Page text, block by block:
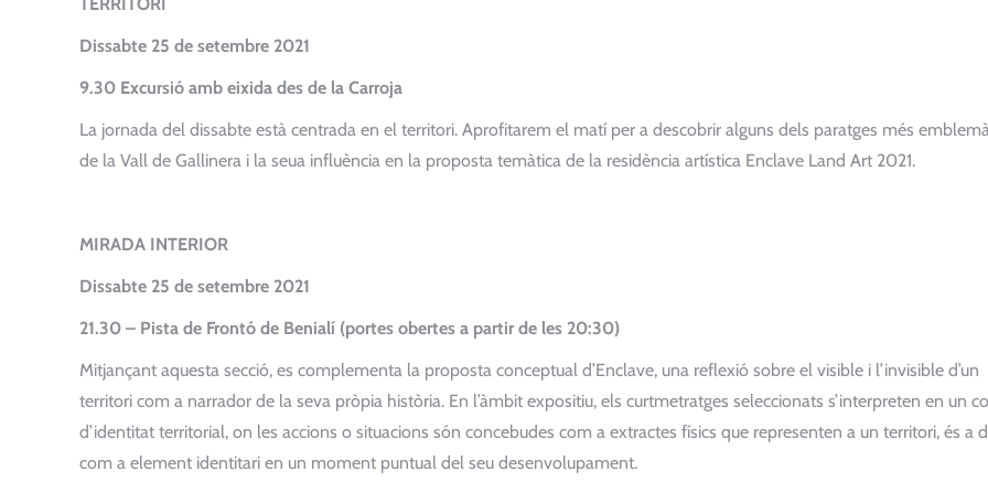
Dissabte 25 de setembre 2021
9.30 Excursió amb eixida des de la Carroja
La jornada del dissabte està centrada en el territori. Aprofitarem el matí per a descobrir alguns dels paratges més
de la Vall de Gallinera i la seua influència en la proposta temàtica de la residència artística Enclave Land Art 2021.
MIRADA INTERIOR
Dissabte 25 de setembre 2021
21.30 – Pista de Frontó de Benialí (portes obertes a partir de les 20:30)
Mitjançant aquesta secció, es complementa la proposta conceptual d’Enclave, una reflexió sobre el visible i l’invisible d’un
territori com a narrador de la seva pròpia història. En l’àmbit expositiu, els curtmetratges seleccionats s’interpreten en un
d’identitat territorial, on les accions o situacions són concebudes com a extractes físics que representen a un territori, és a
com a element identitari en un moment puntual del seu desenvolupament.